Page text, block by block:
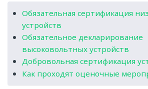
Обязательная сертификация
устройств
Обязательное декларирование
высоковольтных устройств
Добровольная сертификация
Как проходят оценочные